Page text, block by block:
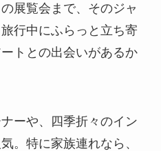
展覧会まで、そのジャ
行中にふらっと立ち寄
トとの出会いがあるか
ーや、四季折々のイン
。特に家族連れなら、